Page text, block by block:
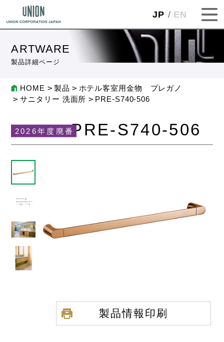
JP EN
ARTWARE
製品詳細ページ
HOME 製品
ホテル客室用金物 プレガノ
サニタリー 洗面所
PRE-S740-506
PRE-S740-506
2026年度廃番
製品情報印刷